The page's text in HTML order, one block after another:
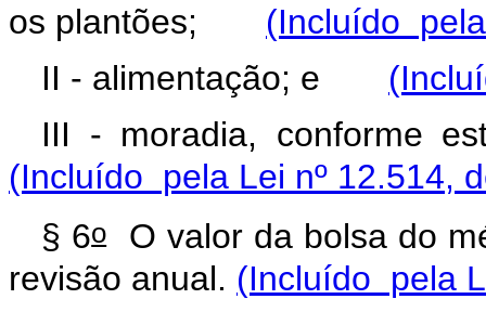
os plantões; (Incluído
II - alimentação; e
III - moradia,
(Incluído pela Lei nº 12.514,
§ 6oO valor da bolsa do
revisão anual. (Incluído pela